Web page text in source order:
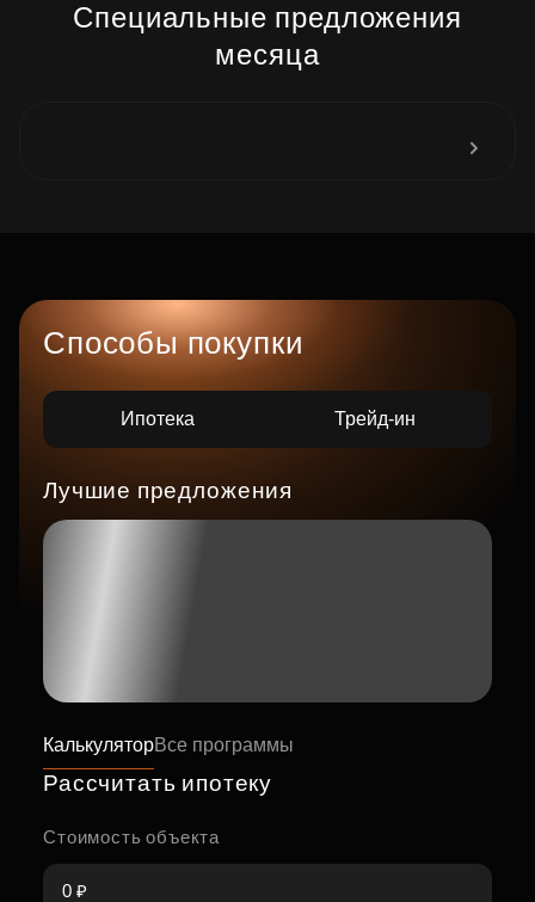
Специальные предложения
месяца
Способы покупки
Ипотека Трейд-ин
Лучшие предложения
КалькуляторВсе программы
Рассчитать ипотеку
Стоимость объекта